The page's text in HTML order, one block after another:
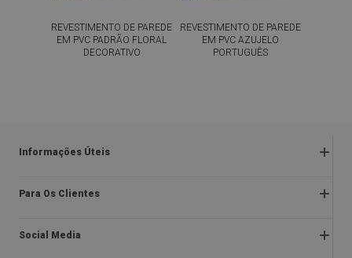
REVESTIMENTO DE PAREDE
EM PVC PADRÃO FLORAL
DECORATIVO
REVESTIMENTO DE PAREDE
EM PVC AZUJELO
PORTUGUÊS
Informações Úteis
Devoluções e reclamações
Política de privacidade e cookies
Para Os Clientes
Sobre nós
Social Media